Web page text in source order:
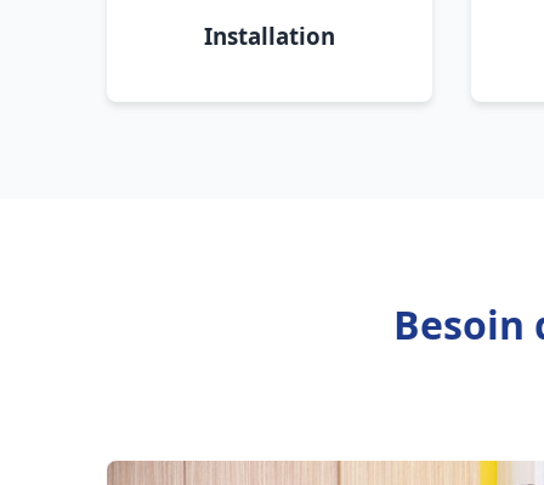
Installation
Besoin